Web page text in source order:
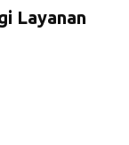
Layanan